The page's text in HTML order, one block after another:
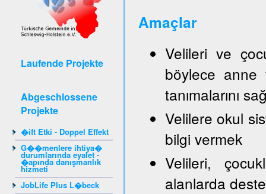
Laufende Projekte
Abgeschlossene
Projekte
�ift Etki - Doppel Effekt
G��menlere ihtiya�
durumlarında eyalet -
�apında danışmanlık
hizmeti
JobLife Plus L�beck
Amaçlar
Velileri ve
böylece anne
tanımalarını
Velilere okul
bilgi vermek
Velileri,
alanlarda